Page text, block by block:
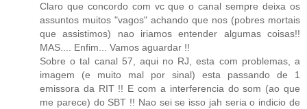
Claro que concordo com vc que o canal sempre deixa os
assuntos muitos "vagos" achando que nos (pobres mortais
que assistimos) nao iriamos entender algumas coisas!!
MAS.... Enfim... Vamos aguardar !!
Sobre o tal canal 57, aqui no RJ, esta com problemas, a
imagem (e muito mal por sinal) esta passando de 1
emissora da RIT !! E com a interferencia do som (ao que
me parece) do SBT !! Nao sei se isso jah seria o indicio de